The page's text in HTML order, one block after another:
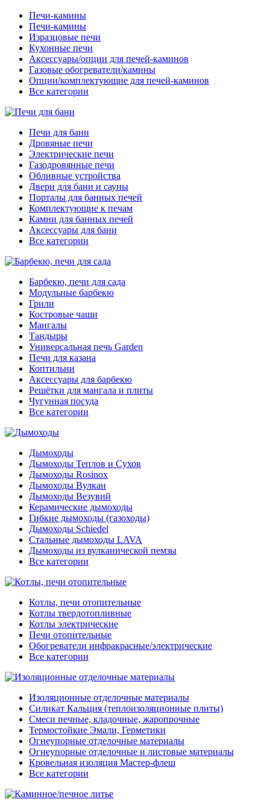
Печи-камины
Печи-камины
Изразцовые печи
Кухонные печи
Аксессуары/опции для печей-каминов
Газовые обогреватели/камины
Опции/комплектующие для печей-каминов
Все категории
Печи для бани
Дровяные печи
Электрические печи
Газодровянные печи
Обливные устройства
Двери для бани и сауны
Порталы для банных печей
Комплектующие к печам
Камни для банных печей
Аксессуары для бани
Все категории
Барбекю, печи для сада
Модульные барбекю
Грили
Костровые чаши
Мангалы
Тандыры
Универсальная печь Garden
Печи для казана
Коптильни
Аксессуары для барбекю
Решётки для мангала и плиты
Чугунная посуда
Все категории
Дымоходы
Дымоходы Теплов и Сухов
Дымоходы Rosinox
Дымоходы Вулкан
Дымоходы Везувий
Керамические дымоходы
Гибкие дымоходы (газоходы)
Дымоходы Schiedel
Стальные дымоходы LAVA
Дымоходы из вулканической пемзы
Все категории
Котлы, печи отопительные
Котлы твердотопливные
Котлы электрические
Печи отопительные
Обогреватели инфракрасные/электрические
Все категории
Изоляционные отделочные материалы
Силикат Кальция (теплоизоляционные плиты)
Смеси печные, кладочные, жаропрочные
Термостойкие Эмали, Герметики
Огнеупорные отделочные материалы
Огнеупорные отделочные и листовые материалы
Кровельная изоляция Мастер-флеш
Все категории